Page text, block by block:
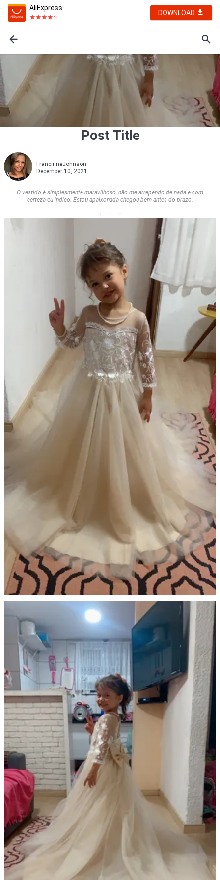
AliExpress
DOWNLOAD
Post Title
FrancinneJohnson
December 10, 2021
O vestido é simplesmente maravilhoso, não me arrependo de nada e com
certeza eu indico. Estou apaixonada chegou bem antes do prazo.